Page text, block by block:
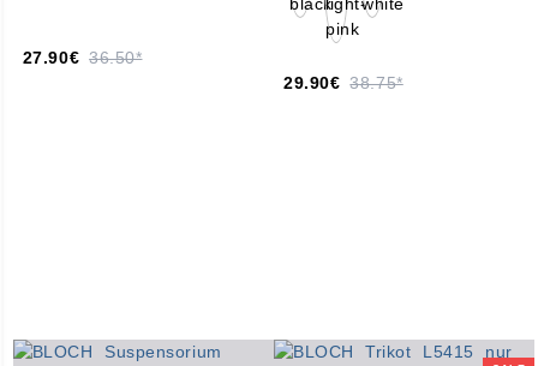
27.90€ 36.50*
29.90€ 38.75*